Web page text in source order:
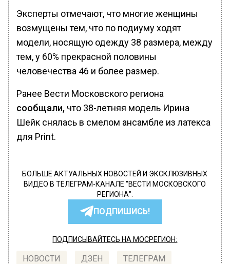
Эксперты отмечают, что многие женщины
возмущены тем, что по подиуму ходят
модели, носящую одежду 38 размера, между
тем, у 60% прекрасной половины
человечества 46 и более размер.
Ранее Вести Московского региона
сообщали, что 38-летняя модель Ирина
Шейк снялась в смелом ансамбле из латекса
для Print.
БОЛЬШЕ АКТУАЛЬНЫХ НОВОСТЕЙ И ЭКСКЛЮЗИВНЫХ
ВИДЕО В ТЕЛЕГРАМ-КАНАЛЕ "ВЕСТИ МОСКОВСКОГО
РЕГИОНА".
ПОДПИШИСЬ!
ПОДПИСЫВАЙТЕСЬ НА МОСРЕГИОН:
НОВОСТИ ДЗЕН ТЕЛЕГРАМ